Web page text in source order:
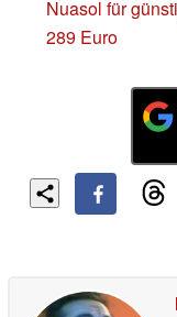
Nuasol für
289 Euro